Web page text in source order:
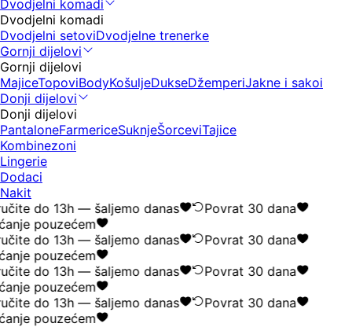
Dvodjelni komadi
Dvodjelni komadi
Dvodjelni setoviDvodjelne trenerke
Gornji dijelovi
Gornji dijelovi
MajiceTopoviBodyKošuljeDukseDžemperiJakne i sakoi
Donji dijelovi
Donji dijelovi
PantaloneFarmericeSuknjeŠorceviTajice
Kombinezoni
Lingerie
Dodaci
Nakit
do 13h — šaljemo danas
Povrat 30 dana
pouzećem
do 13h — šaljemo danas
Povrat 30 dana
pouzećem
do 13h — šaljemo danas
Povrat 30 dana
pouzećem
do 13h — šaljemo danas
Povrat 30 dana
pouzećem